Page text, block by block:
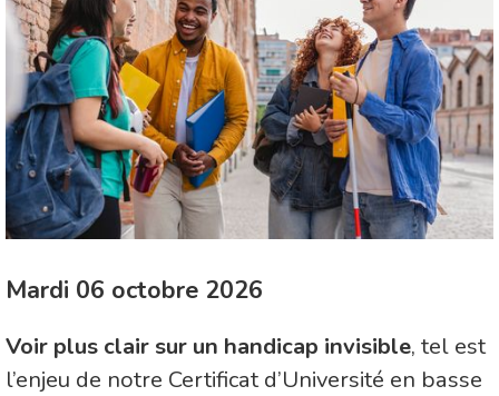
Mardi 06 octobre 2026
Voir plus clair sur un handicap invisible, tel est
l’enjeu de notre Certificat d’Université en basse